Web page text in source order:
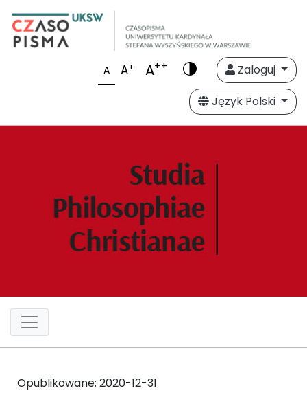
A A+ A++
Zaloguj
Język Polski
Opublikowane: 2020-12-31